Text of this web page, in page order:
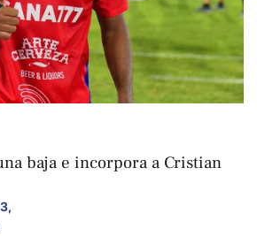
baja e incorpora a Cristian
,